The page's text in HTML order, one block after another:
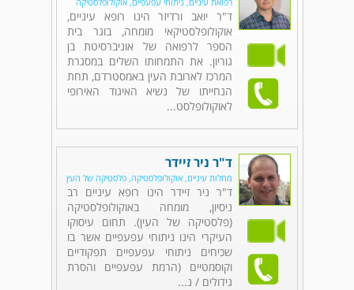
ד"ר יואב ורדיזר הינו רופא עיניים,
אוקולופלסטיקאי מומחה, בוגר בית
הספר לרפואה של אוניברסיטת בן
גוריון. את התמחותו השלים במסגרת
המרכז לארובת העין באמסטרדם, תחת
הנחייתו של נשיא האיגוד האירופי
לאוקולופלסט...
ד"ר ניר זיידר
מחלות עיניים, אוקולופלסטיקה, פלסטיקה של העין
ד"ר ניר זיידר הינו רופא עיניים רב
ניסיון, מומחה באוקולופלסטיקה
(פלסטיקה של העין). תחום עיסוקו
העיקרי הינו ניתוחי עפעפיים אשר בו
שכיחים ניתוחי עפעפיים תפקודיים
וקוסמטיים (הרמת עפעפיים והסרת
גידולים / נ...